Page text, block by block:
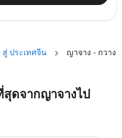
สู่ ประเทศจีน
ญาจาง - กวาง
ดจากญาจางไป
(ต้นทางและ/หรือปลายทาง) หรื